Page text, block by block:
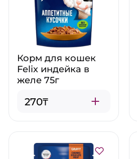
Корм для кошек
Felix индейка в
желе 75г
270₸